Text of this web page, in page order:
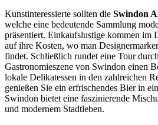
Kunstinteressierte sollten die Swindon
welche eine bedeutende Sammlung
präsentiert. Einkaufslustige kommen im
auf ihre Kosten, wo man
findet. Schließlich rundet eine Tour
Gastronomieszene von Swindon einen
lokale Delikatessen in den zahlreichen
genießen Sie ein erfrischendes Bier in
Swindon bietet eine faszinierende
und modernem Stadtleben.